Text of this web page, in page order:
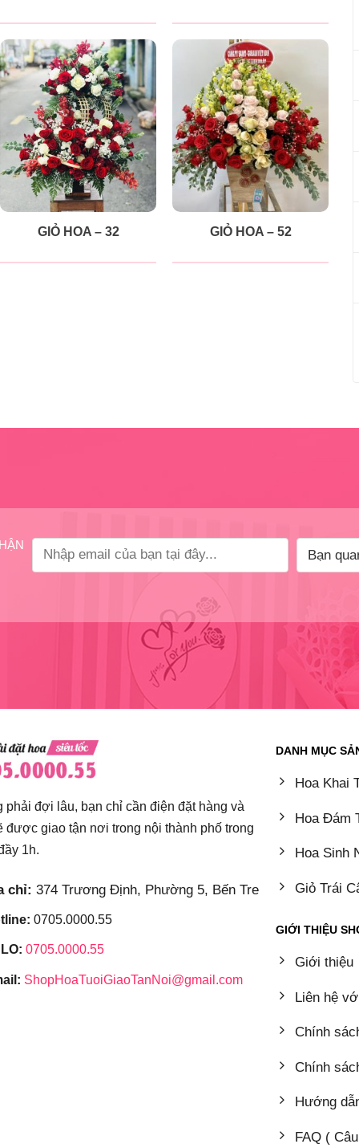
GIỎ HOA – 32 GIỎ HOA – 52
phải đợi lâu, bạn chỉ cần điện đặt hàng và
được giao tận nơi trong nội thành phố trong
1h.
chỉ: 374 Trương Định, Phường 5, Bến Tre
0705.0000.55
0705.0000.55
ShopHoaTuoiGiaoTanNoi@gmail.com
DANH MỤC
Hoa Khai
Hoa Đám
Hoa Sinh
Giỏ Trái
GIỚI THIỆU
Giới thiệu
Liên hệ
Chính
Chính
Hướng
FAQ (